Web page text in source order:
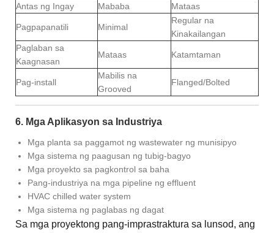
Antas ng Ingay Mababa Mataas
Pagpapanatili Minimal
Regular na
Kinakailangan
Paglaban sa
Kaagnasan
Mataas Katamtaman
Pag-install
Mabilis na
Grooved
Flanged/Bolted
6. Mga Aplikasyon sa Industriya
Mga planta sa paggamot ng wastewater ng munisipyo
Mga sistema ng paagusan ng tubig-bagyo
Mga proyekto sa pagkontrol sa baha
Pang-industriya na mga pipeline ng effluent
HVAC chilled water system
Mga sistema ng paglabas ng dagat
Sa mga proyektong pang-imprastraktura sa lunsod, ang